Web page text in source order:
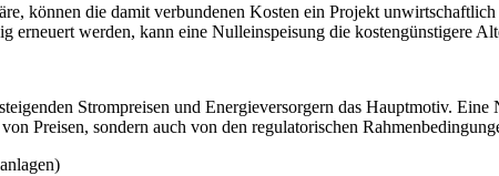
können die damit verbundenen Kosten ein Projekt
erneuert werden, kann eine Nulleinspeisung die kostengünstigere
Strompreisen und Energieversorgern das Hauptmotiv.
Preisen, sondern auch von den regulatorischen